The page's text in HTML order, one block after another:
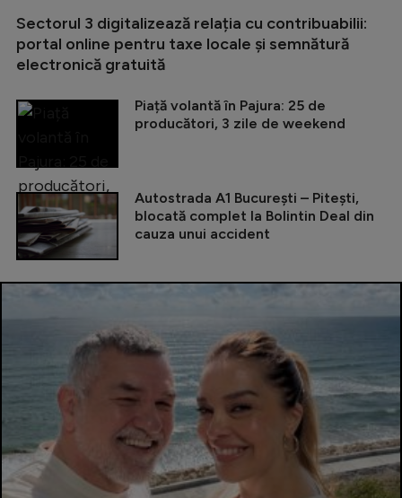
Sectorul 3 digitalizează relația cu contribuabilii:
portal online pentru taxe locale și semnătură
electronică gratuită
Piață volantă în Pajura: 25 de
producători, 3 zile de weekend
Autostrada A1 București – Pitești,
blocată complet la Bolintin Deal din
cauza unui accident